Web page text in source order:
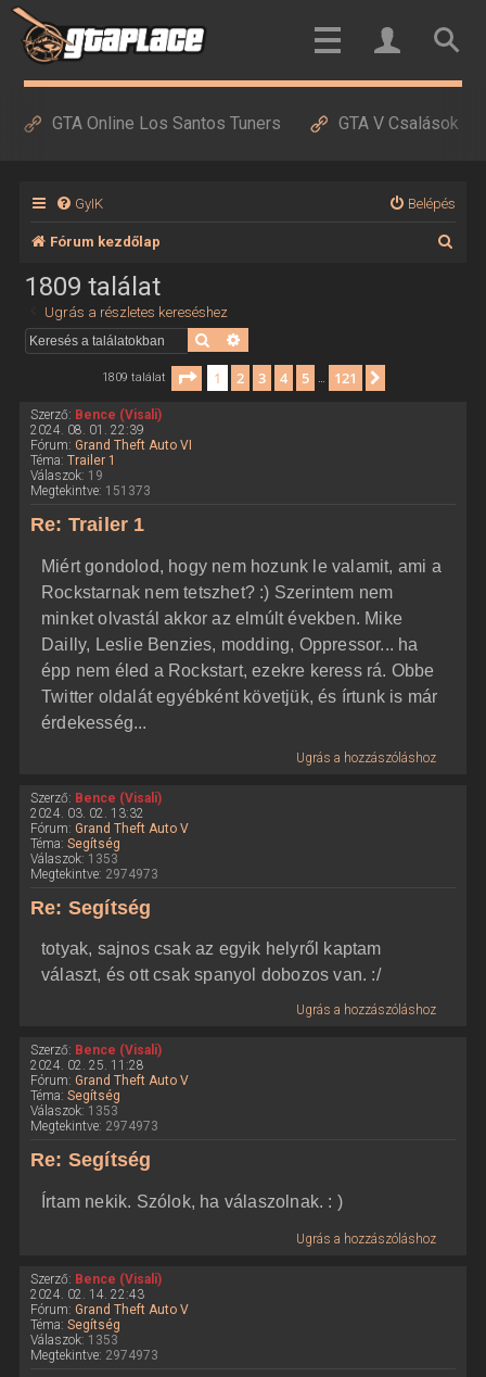
GTA Online Los Santos Tuners GTA V Csalások
GyIK Belépés
Fórum kezdőlap
1809 találat
Ugrás a részletes kereséshez
Keresés
1809 találat Oldal:1 /121
1 2 3 4 5 … 121
Szerző: Bence (Visali)
2024. 08. 01. 22:39
Fórum: Grand Theft Auto VI
Téma: Trailer 1
Válaszok: 19
Megtekintve: 151373
Re: Trailer 1
Miért gondolod, hogy nem hozunk le valamit, ami a
Rockstarnak nem tetszhet? :) Szerintem nem
minket olvastál akkor az elmúlt években. Mike
Dailly, Leslie Benzies, modding, Oppressor... ha
épp nem éled a Rockstart, ezekre keress rá. Obbe
Twitter oldalát egyébként követjük, és írtunk is már
érdekesség...
Ugrás a hozzászóláshoz
Szerző: Bence (Visali)
2024. 03. 02. 13:32
Fórum: Grand Theft Auto V
Téma: Segítség
Válaszok: 1353
Megtekintve: 2974973
Re: Segítség
totyak, sajnos csak az egyik helyről kaptam
választ, és ott csak spanyol dobozos van. :/
Ugrás a hozzászóláshoz
Szerző: Bence (Visali)
2024. 02. 25. 11:28
Fórum: Grand Theft Auto V
Téma: Segítség
Válaszok: 1353
Megtekintve: 2974973
Re: Segítség
Írtam nekik. Szólok, ha válaszolnak. : )
Ugrás a hozzászóláshoz
Szerző: Bence (Visali)
2024. 02. 14. 22:43
Fórum: Grand Theft Auto V
Téma: Segítség
Válaszok: 1353
Megtekintve: 2974973